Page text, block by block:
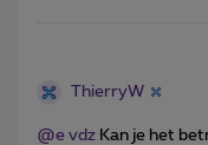
ThierryW
@e vdz Kan je het